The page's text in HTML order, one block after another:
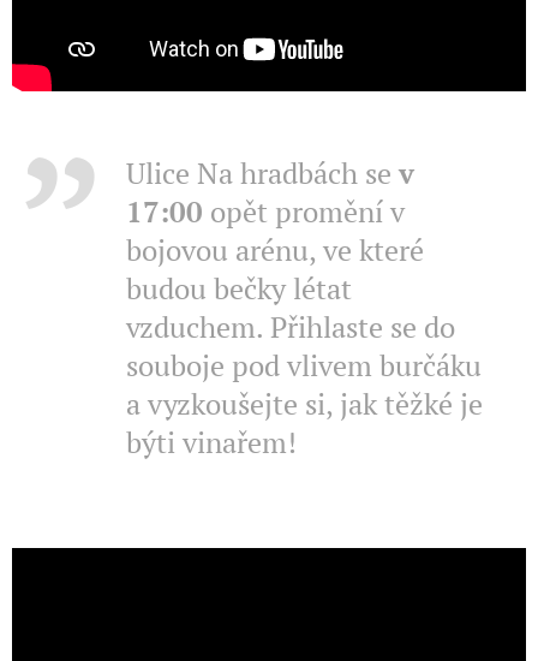
Ulice Na hradbách se v
17:00 opět promění v
bojovou arénu, ve které
budou bečky létat
vzduchem. Přihlaste se do
souboje pod vlivem burčáku
a vyzkoušejte si, jak těžké je
býti vinařem!